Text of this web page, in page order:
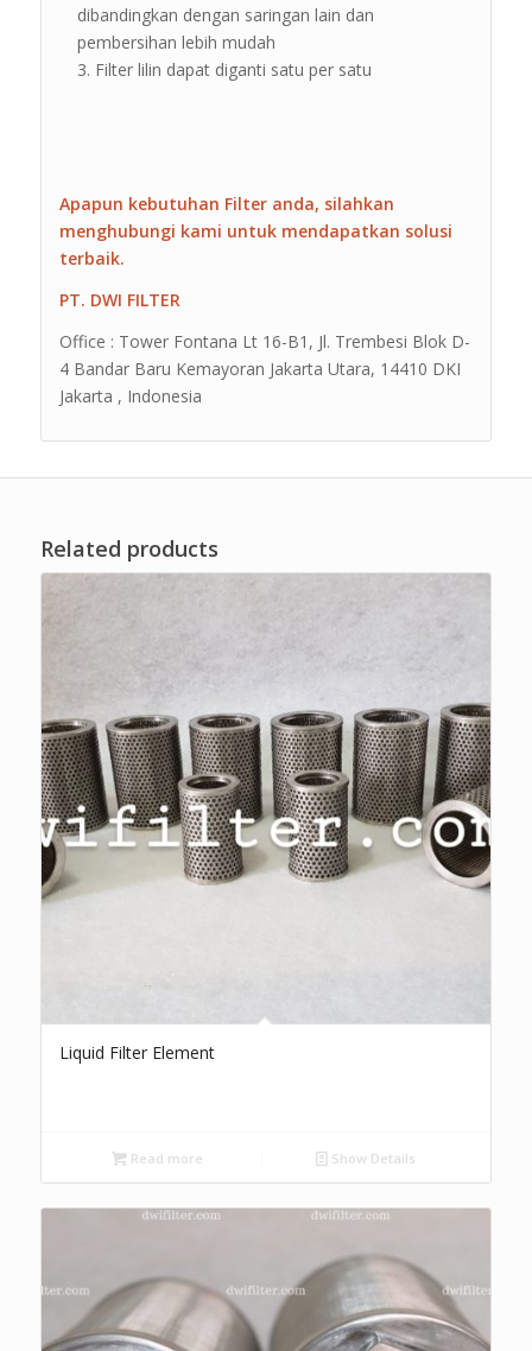
dibandingkan dengan saringan lain dan
pembersihan lebih mudah
Filter lilin dapat diganti satu per satu
Apapun kebutuhan Filter anda, silahkan
menghubungi kami untuk mendapatkan solusi
terbaik.
PT. DWI FILTER
Office : Tower Fontana Lt 16-B1, Jl. Trembesi Blok D-
4 Bandar Baru Kemayoran Jakarta Utara, 14410 DKI
Jakarta , Indonesia
Related products
Liquid Filter Element
Read more Show Details